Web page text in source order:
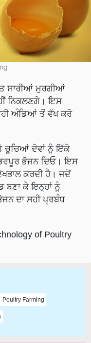
ਸਾਰੀਆਂ ਮੁਰਗੀਆਂ
ਨਿਕਲਣਗੇ। ਇਸ
ਅੰਡਿਆਂ ਤੋਂ ਵੱਖ ਕਰੋ
ਚੂਚਿਆਂ ਦੋਵਾਂ ਨੂੰ ਇੱਕੋ
ਭੋਜਨ ਦਿਓ। ਇਸ
ਕਰਦੀ ਹੈ। ਜਦੋਂ
ਬਣਾ ਕੇ ਇਨ੍ਹਾਂ ਨੂੰ
ਦਾ ਸਹੀ ਪ੍ਰਬੰਧ
of Poultry
Poultry Farming